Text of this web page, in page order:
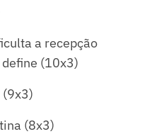
a recepção
(10x3)
(9x3)
(8x3)